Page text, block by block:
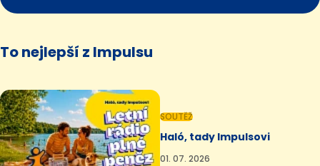
To nejlepší z Impulsu
SOUTĚŽ
Haló, tady Impulsovi
01. 07. 2026